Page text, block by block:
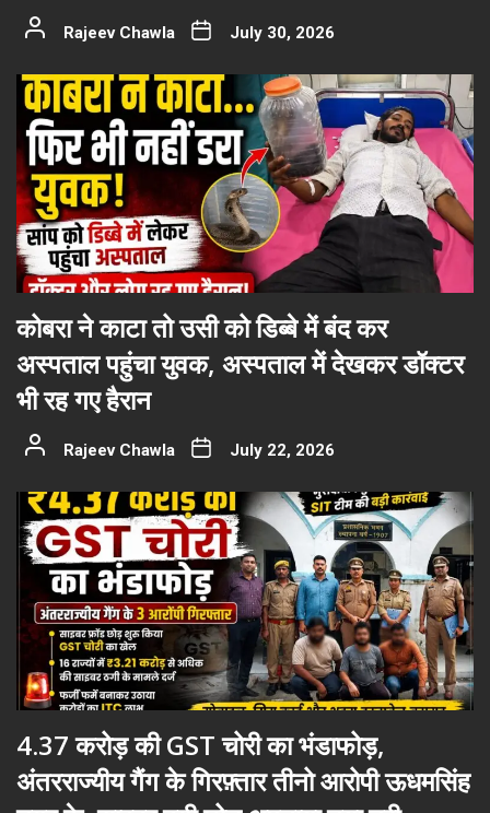
Rajeev Chawla July 30, 2026
कोबरा ने काटा तो उसी को डिब्बे में बंद कर
अस्पताल पहुंचा युवक, अस्पताल में देखकर डॉक्टर
भी रह गए हैरान
Rajeev Chawla July 22, 2026
4.37 करोड़ की GST चोरी का भंडाफोड़,
अंतरराज्यीय गैंग के गिरफ़्तार तीनो आरोपी ऊधमसिंह